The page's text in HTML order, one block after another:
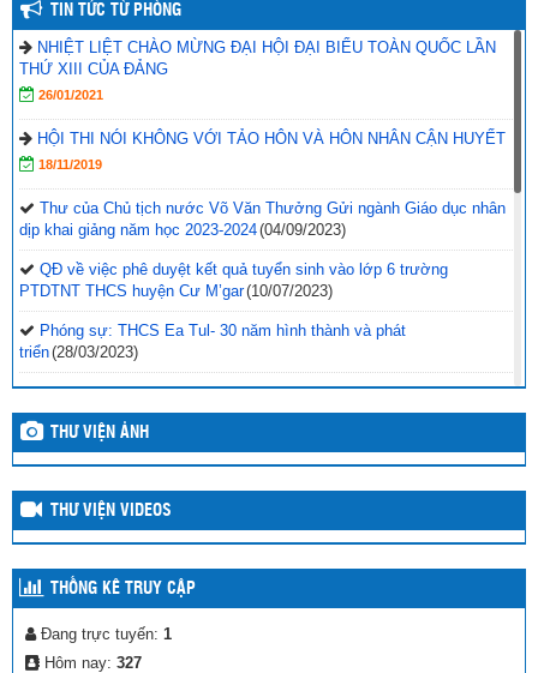
TIN TỨC TỪ PHÒNG
NHIỆT LIỆT CHÀO MỪNG ĐẠI HỘI ĐẠI BIỂU TOÀN QUỐC LẦN
THỨ XIII CỦA ĐẢNG
26/01/2021
HỘI THI NÓI KHÔNG VỚI TẢO HÔN VÀ HÔN NHÂN CẬN HUYẾT
18/11/2019
Thư của Chủ tịch nước Võ Văn Thưởng Gửi ngành Giáo dục nhân
dịp khai giảng năm học 2023-2024(04/09/2023)
QĐ về việc phê duyệt kết quả tuyển sinh vào lớp 6 trường
PTDTNT THCS huyện Cư M’gar(10/07/2023)
Phóng sự: THCS Ea Tul- 30 năm hình thành và phát
triển(28/03/2023)
Cập nhật kết quả Giải thể thao học đường năm học 2022-
2023(24/03/2023)
Cập nhật kết quả thi đấu ngày 11/3/2023 – Giải thể thao học
Kết quả thi đấu ngày 10/3/2023, Giải Thể thao học đường năm học
2022-2023(10/03/2023)
Quyết định về việc thành lập Ban Tổ chức Cuộc thi Sáng tạo dành
cho thanh thiếu niên, nhi đồng huyện Cư M’gar năm 2023
Cập nhật kết quả Giải thể thao học đường huyện Cư M’gar năm
học 2022-2023(09/03/2023)
THƯ VIỆN ẢNH
THƯ VIỆN VIDEOS
THỐNG KÊ TRUY CẬP
Đang trực tuyến: 1
Hôm nay: 327